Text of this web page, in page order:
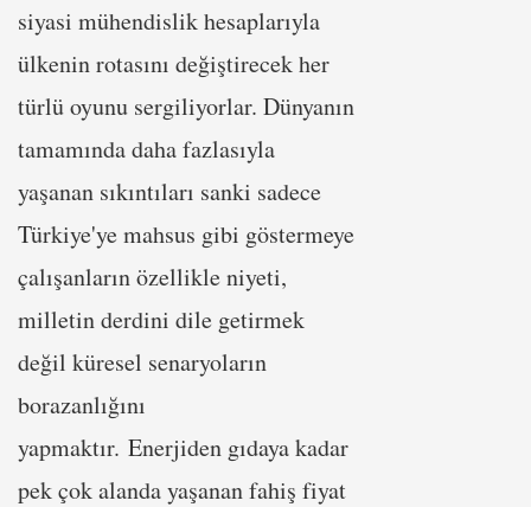
siyasi mühendislik hesaplarıyla
ülkenin rotasını değiştirecek her
türlü oyunu sergiliyorlar. Dünyanın
tamamında daha fazlasıyla
yaşanan sıkıntıları sanki sadece
Türkiye'ye mahsus gibi göstermeye
çalışanların özellikle niyeti,
milletin derdini dile getirmek
değil küresel senaryoların
borazanlığını
yapmaktır. Enerjiden gıdaya kadar
pek çok alanda yaşanan fahiş fiyat